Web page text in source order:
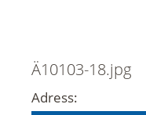
Ä10103-18.jpg
Adress: